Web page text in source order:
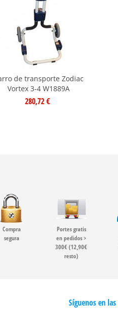
de transporte Zodiac
Vortex 3-4 W1889A
280,72 €
Compra
segura
Portes gratis
en pedidos >
300€ (12,90€
resto)
Síguenos en